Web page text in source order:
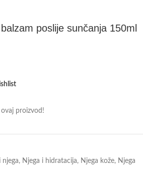
poslije sunčanja 150ml
ovaj proizvod!
njega, Njega i hidratacija, Njega kože, Njega